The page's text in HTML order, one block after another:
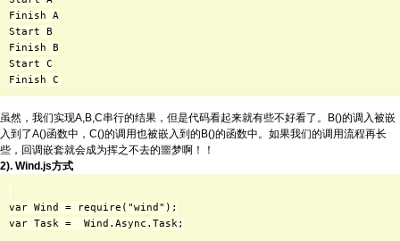
Finish A
Start B
Finish B
Start C
虽然，我们实现A,B,C串行的结果，但是代码看起来就有些不好看了。B()的调入被嵌
入到了A()函数中，C()的调用也被嵌入到的B()的函数中。如果我们的调用流程再长
些，回调嵌套就会成为挥之不去的噩梦啊！！
2). Wind.js方式
var Wind = require("wind");
var Task =  Wind.Async.Task;